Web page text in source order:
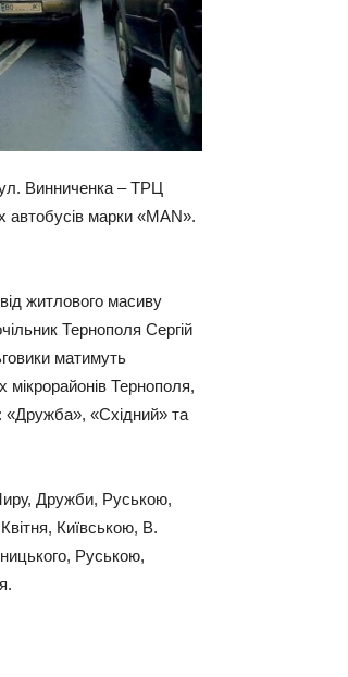
Винниченка – ТРЦ
автобусів марки «MAN».
житлового масиву
Тернополя Сергій
матимуть
Тернополя,
«Дружба», «Східний» та
Дружби, Руською,
Київською, В.
Руською,